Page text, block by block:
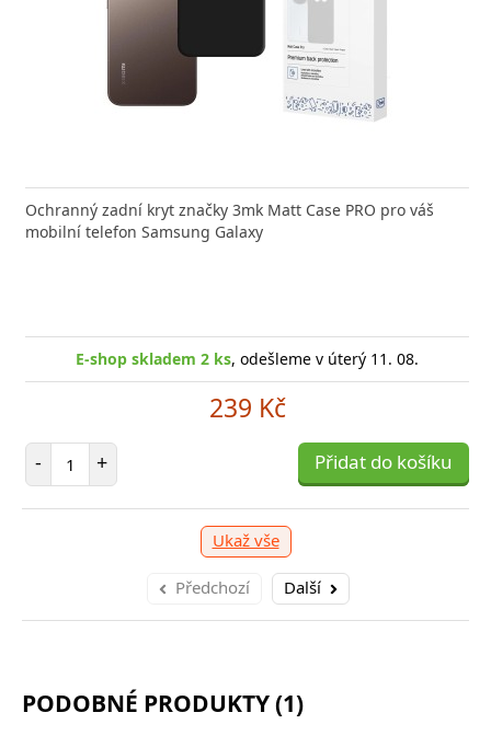
Ochranný zadní kryt značky 3mk Matt Case PRO pro váš
mobilní telefon Samsung Galaxy
E-shop skladem 2 ks, odešleme v úterý 11. 08.
239 Kč
- Počet položek
+ Přidat do košíku
Ukaž vše
Předchozí Další
PODOBNÉ PRODUKTY (1)